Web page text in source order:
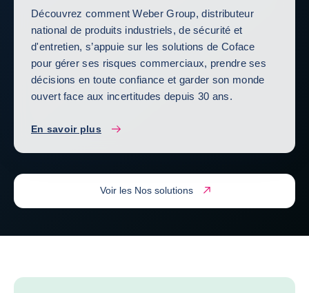
Voir les Nos solutions
Découvrez comment Weber Group, distributeur
national de produits industriels, de sécurité et
d'entretien, s’appuie sur les solutions de Coface
pour gérer ses risques commerciaux, prendre ses
décisions en toute confiance et garder son monde
ouvert face aux incertitudes depuis 30 ans.
En savoir plus